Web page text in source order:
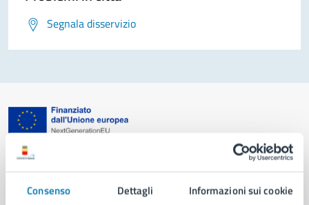
Consenso Dettagli Informazioni sui cookie
Segnala disservizio